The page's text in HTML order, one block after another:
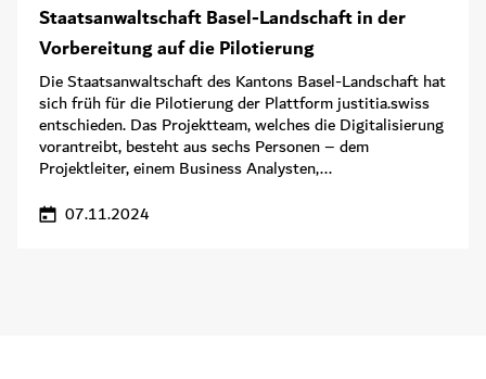
Staatsanwaltschaft Basel-Landschaft in der
Vorbereitung auf die Pilotierung
Die Staatsanwaltschaft des Kantons Basel-Landschaft hat
sich früh für die Pilotierung der Plattform justitia.swiss
entschieden. Das Projektteam, welches die Digitalisierung
vorantreibt, besteht aus sechs Personen – dem
Projektleiter, einem Business Analysten,...
07.11.2024